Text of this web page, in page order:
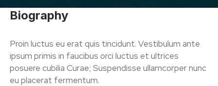
Biography
Proin luctus eu erat quis tincidunt. Vestibulum ante
ipsum primis in faucibus orci luctus et ultrices
posuere cubilia Curae; Suspendisse ullamcorper nunc
eu placerat fermentum.